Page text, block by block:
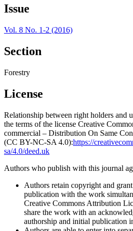
Issue
Vol. 8 No. 1-2 (2016)
Section
Forestry
License
Relationship between right holders and
the terms of the license Creative
commercial – Distribution On Same
(CC BY-NC-SA 4.0):https://
sa/4.0/deed.uk
Authors who publish with this journal
Authors retain copyright and
publication with the work
Creative Commons Attribution
share the work with an
authorship and initial publication